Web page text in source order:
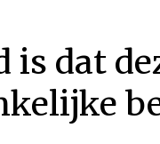
is dat